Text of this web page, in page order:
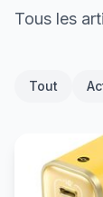
Tous les
Tout